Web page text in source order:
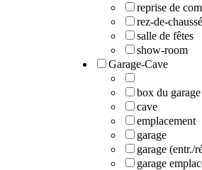
reprise de
rez-de-
salle de fêtes
show-room
Garage-Cave
box du garage
cave
emplacement
garage
garage (entr./
garage